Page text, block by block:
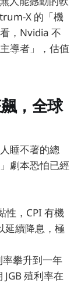
X 的「機
，Nvidia 不
導者」，估值
，全球
睡不著的總
劇本恐怕已經
性，CPI 有機
延續降息，極
攀升到一年
殖利率在